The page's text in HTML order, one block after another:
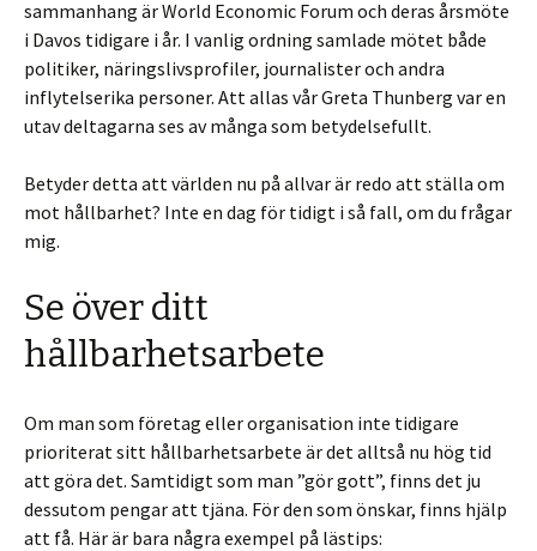
sammanhang är World Economic Forum och deras årsmöte
i Davos tidigare i år. I vanlig ordning samlade mötet både
politiker, näringslivsprofiler, journalister och andra
inflytelserika personer. Att allas vår Greta Thunberg var en
utav deltagarna ses av många som betydelsefullt.
Betyder detta att världen nu på allvar är redo att ställa om
mot hållbarhet? Inte en dag för tidigt i så fall, om du frågar
mig.
Se över ditt
hållbarhetsarbete
Om man som företag eller organisation inte tidigare
prioriterat sitt hållbarhetsarbete är det alltså nu hög tid
att göra det. Samtidigt som man ”gör gott”, finns det ju
dessutom pengar att tjäna. För den som önskar, finns hjälp
att få. Här är bara några exempel på lästips: